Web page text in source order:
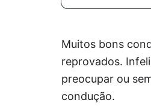
Muitos bons
reprovados.
preocupar ou
condução.